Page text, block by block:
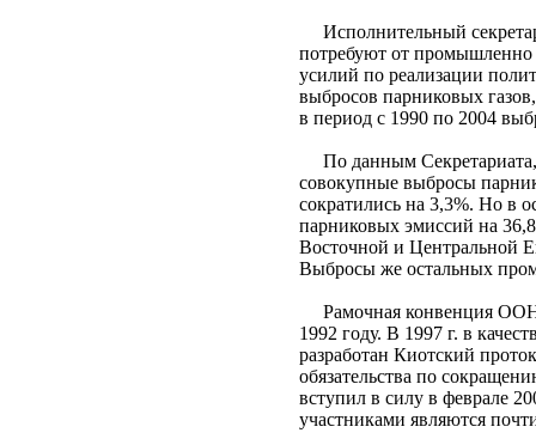
Исполнительный
потребуют от
усилий по реализации
выбросов парниковых
в период с 1990 по 2004
По данным Секретариата,
совокупные выбросы
сократились на 3,3%. Но в
парниковых эмиссий на
Восточной и Центральной
Выбросы же остальных
Рамочная конвенция ООН
1992 году. В 1997 г. в
разработан Киотский
обязательства по
вступил в силу в феврале
участниками являются